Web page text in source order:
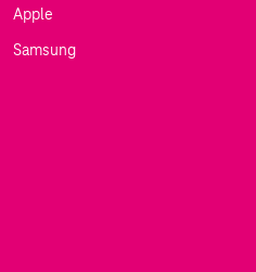
Apple
Samsung